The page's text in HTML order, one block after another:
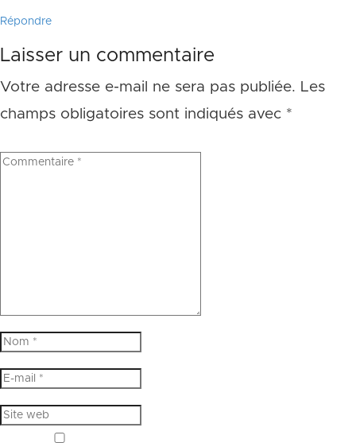
Répondre
Laisser un commentaire
Votre adresse e-mail ne sera pas publiée. Les
champs obligatoires sont indiqués avec *